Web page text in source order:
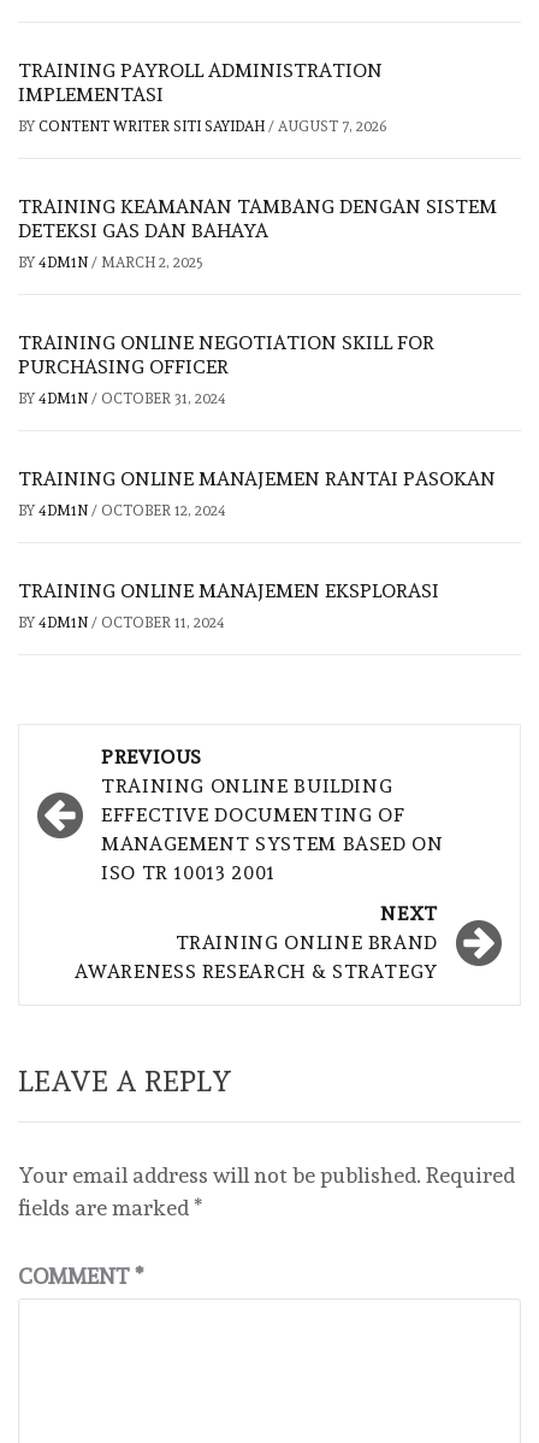
TRAINING PAYROLL ADMINISTRATION
IMPLEMENTASI
BY CONTENT WRITER SITI SAYIDAH / AUGUST 7, 2026
TRAINING KEAMANAN TAMBANG DENGAN SISTEM
DETEKSI GAS DAN BAHAYA
BY 4DM1N / MARCH 2, 2025
TRAINING ONLINE NEGOTIATION SKILL FOR
PURCHASING OFFICER
BY 4DM1N / OCTOBER 31, 2024
TRAINING ONLINE MANAJEMEN RANTAI PASOKAN
BY 4DM1N / OCTOBER 12, 2024
TRAINING ONLINE MANAJEMEN EKSPLORASI
BY 4DM1N / OCTOBER 11, 2024
navigation
PREVIOUS
TRAINING ONLINE BUILDING
EFFECTIVE DOCUMENTING OF
MANAGEMENT SYSTEM BASED ON
ISO TR 10013 2001
NEXT
TRAINING ONLINE BRAND
AWARENESS RESEARCH & STRATEGY
LEAVE A REPLY
Your email address will not be published. Required
fields are marked *
COMMENT*